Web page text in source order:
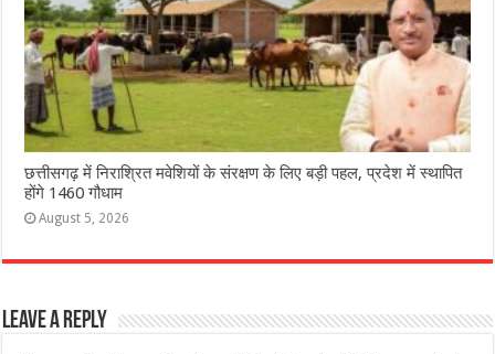
छत्तीसगढ़ में निराश्रित मवेशियों के संरक्षण के लिए बड़ी पहल, प्रदेश में स्थापित
होंगे 1460 गौधाम
August 5, 2026
Leave a Reply